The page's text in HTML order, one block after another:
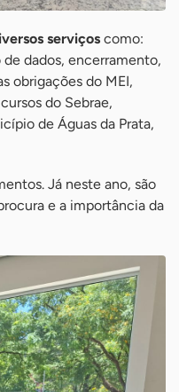
serviços como:
dados, encerramento,
obrigações do MEI,
do Sebrae,
de Águas da Prata,
Já neste ano, são
e a importância da